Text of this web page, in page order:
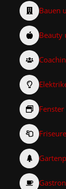
Bauen
Beauty
Friseure